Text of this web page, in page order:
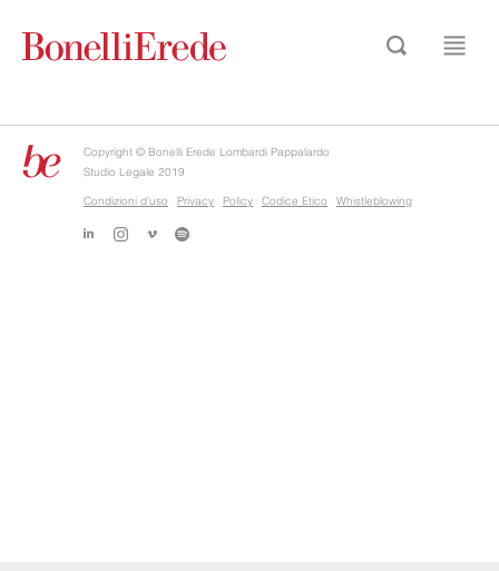
Copyright © Bonelli Erede Lombardi Pappalardo
Studio Legale 2019
Condizioni d'uso
Privacy Policy Codice Etico Whistleblowing